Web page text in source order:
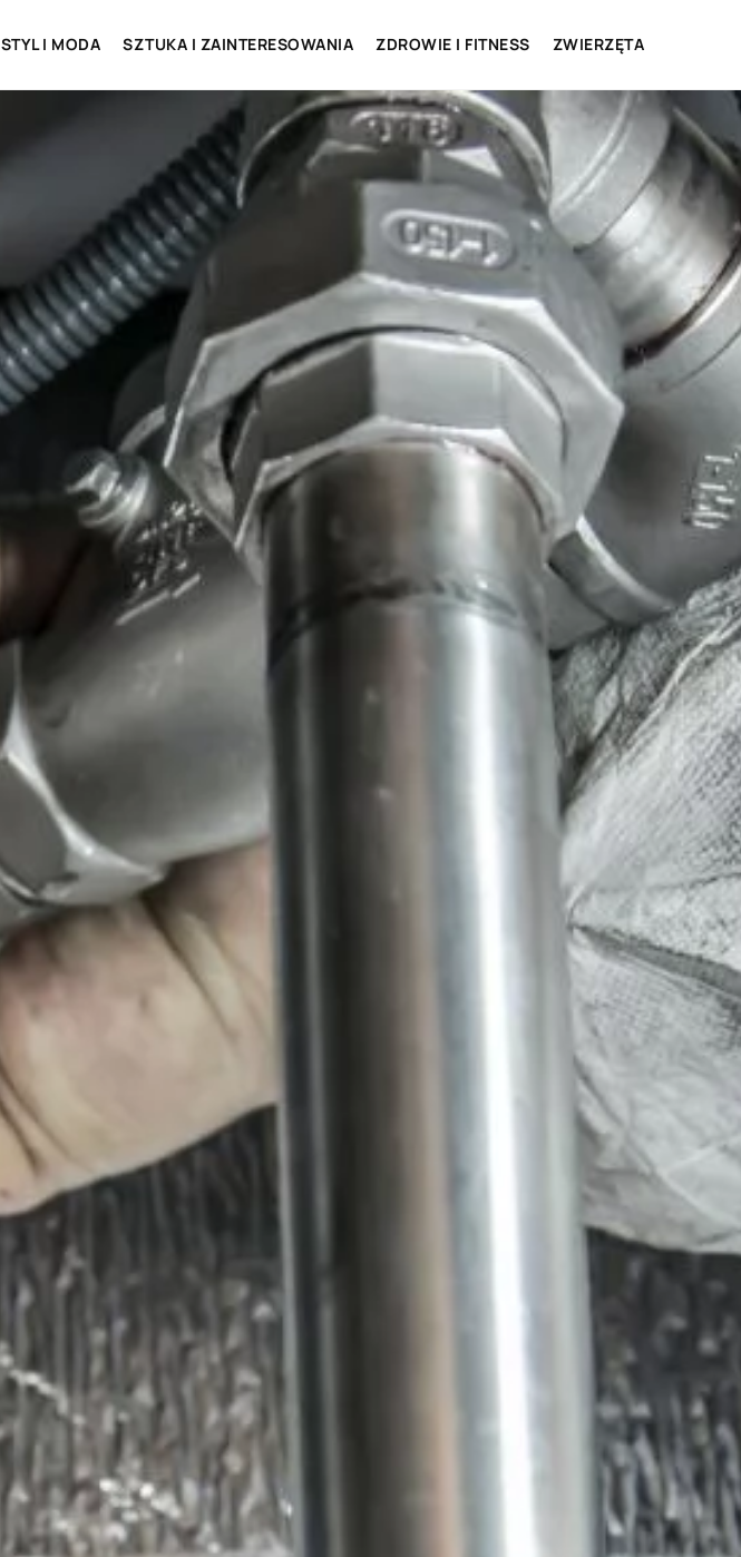
STYL I MODA SZTUKA I ZAINTERESOWANIA ZDROWIE I FITNESS ZWIERZĘTA